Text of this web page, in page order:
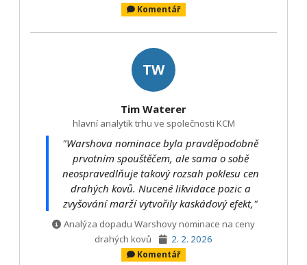
Komentář
TW
Tim Waterer
hlavní analytik trhu ve společnosti KCM
"Warshova nominace byla pravděpodobně
prvotním spouštěčem, ale sama o sobě
neospravedlňuje takový rozsah poklesu cen
drahých kovů. Nucené likvidace pozic a
zvyšování marží vytvořily kaskádový efekt,"
Analýza dopadu Warshovy nominace na ceny
drahých kovů
2. 2. 2026
Komentář